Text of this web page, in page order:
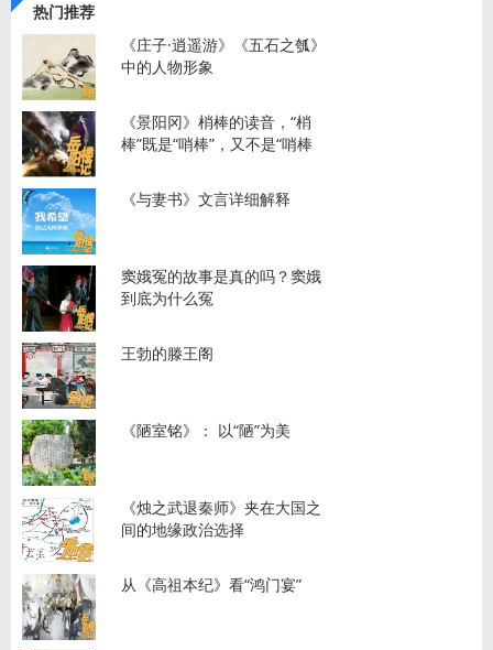
热门推荐
《庄子·逍遥游》《五石之瓠》
中的人物形象
《景阳冈》梢棒的读音，“梢
棒”既是“哨棒”，又不是“哨棒
《与妻书》文言详细解释
窦娥冤的故事是真的吗？窦娥
到底为什么冤
王勃的滕王阁
《陋室铭》： 以“陋”为美
《烛之武退秦师》夹在大国之
间的地缘政治选择
从《高祖本纪》看“鸿门宴”